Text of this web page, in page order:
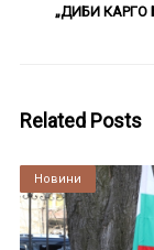
„ДИБИ КАРГО
Related Posts
Култура
Новини